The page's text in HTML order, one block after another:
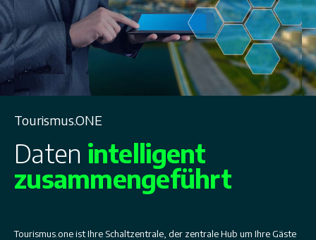
Tourismus.ONE
Daten intelligent
zusammengeführt
Tourismus.one ist Ihre Schaltzentrale, der zentrale Hub um Ihre Gäste